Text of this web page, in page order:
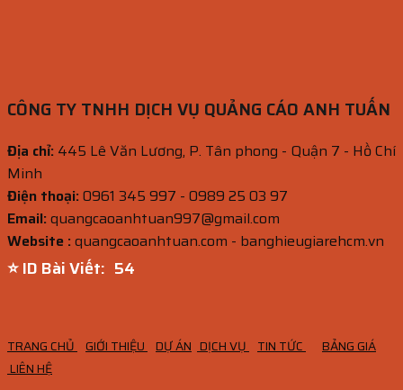
CÔNG TY TNHH DỊCH VỤ QUẢNG CÁO ANH TUẤN
Địa chỉ: 445 Lê Văn Lương, P. Tân phong - Quận 7 - Hồ Chí
Minh
Điện thoại:0961 345 997 - 0989 25 03 97
Email:quangcaoanhtuan997@gmail.com
Website :quangcaoanhtuan.com - banghieugiarehcm.vn
⭐ ID Bài Viết: 53
TRANG CHỦ GIỚI THIỆU DỰ ÁN DỊCH VỤ TIN TỨC
BẢNG GIÁ
LIÊN HỆ